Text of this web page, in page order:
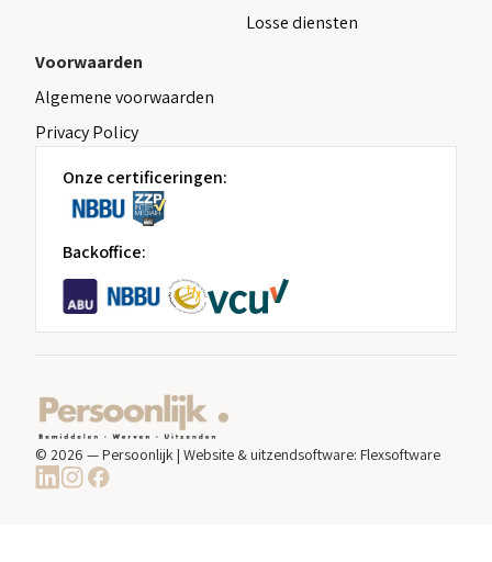
Losse diensten
Voorwaarden
Algemene voorwaarden
Privacy Policy
Onze certificeringen:
Backoffice:
© 2026 — Persoonlijk | Website & uitzendsoftware: Flexsoftware